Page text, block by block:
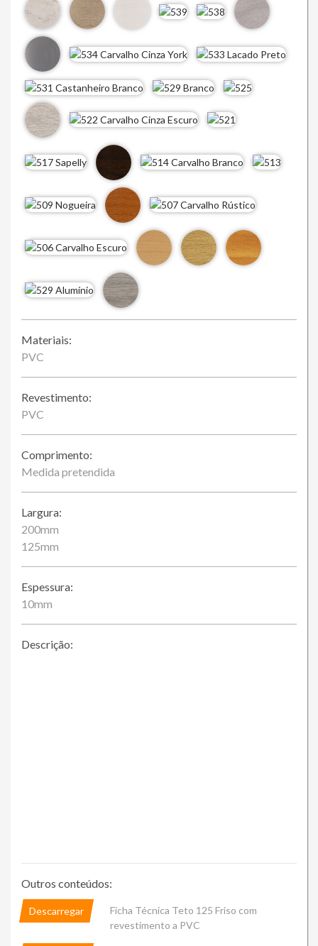
Materiais:
PVC
Revestimento:
PVC
Comprimento:
Medida pretendida
Largura:
200mm
125mm
Espessura:
10mm
Descrição:
Outros conteúdos:
Descarregar
Ficha Técnica Teto 125 Friso com
revestimento a PVC